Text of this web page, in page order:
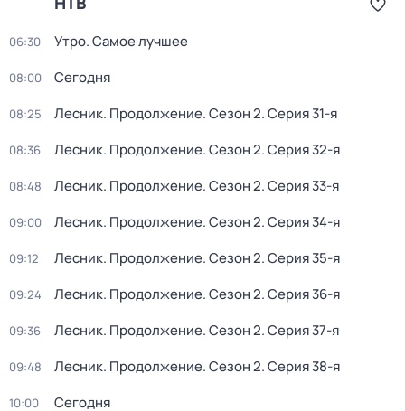
06:30 Утро. Самое лучшее
08:00 Сегодня
08:25 Лесник. Продолжение. Сезон 2. Серия 31-я
08:36 Лесник. Продолжение. Сезон 2. Серия 32-я
08:48 Лесник. Продолжение. Сезон 2. Серия 33-я
09:00 Лесник. Продолжение. Сезон 2. Серия 34-я
09:12 Лесник. Продолжение. Сезон 2. Серия 35-я
09:24 Лесник. Продолжение. Сезон 2. Серия 36-я
09:36 Лесник. Продолжение. Сезон 2. Серия 37-я
09:48 Лесник. Продолжение. Сезон 2. Серия 38-я
10:00 Сегодня